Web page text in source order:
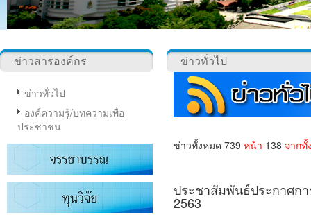
ข่าวสารองค์กร
ข่าวทั่วไป
องค์ความรู้/บทความเพื่อ
ประชาชน
ข่าวทั่วไป
ข่าวทั้งหมด 739 หน้า 138 จากทั้
ประชาสัมพันธ์ประกาศก
2563